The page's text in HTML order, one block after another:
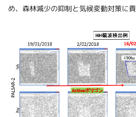
め、森林減少の抑制と気候変動対策に貢